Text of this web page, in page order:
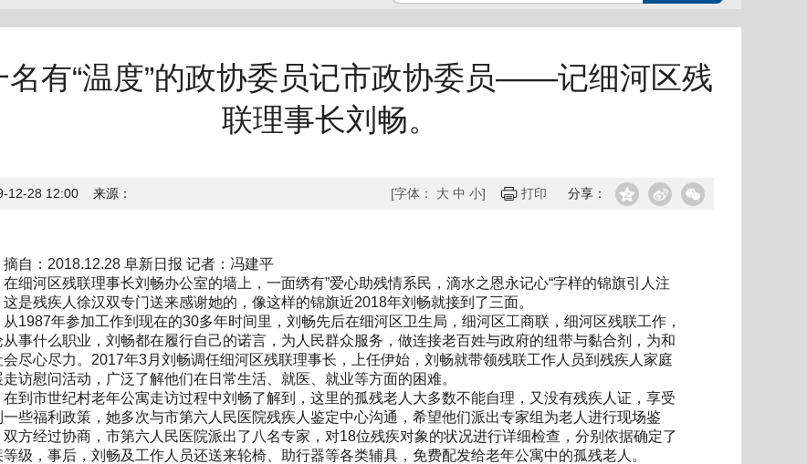
名有“温度”的政协委员记市政协委员——记细河区残
联理事长刘畅。
12-28 12:00 来源： 分享：
[字体： 大 中 小] 打印
：2018.12.28 阜新日报 记者：冯建平
河区残联理事长刘畅办公室的墙上，一面绣有”爱心助残情系民，滴水之恩永记心“字样的锦旗引人注
这是残疾人徐汉双专门送来感谢她的，像这样的锦旗近2018年刘畅就接到了三面。
年参加工作到现在的30多年时间里，刘畅先后在细河区卫生局，细河区工商联，细河区残联工作，
从事什么职业，刘畅都在履行自己的诺言，为人民群众服务，做连接老百姓与政府的纽带与黏合剂，为和
会尽心尽力。2017年3月刘畅调任细河区残联理事长，上任伊始，刘畅就带领残联工作人员到残疾人家庭
走访慰问活动，广泛了解他们在日常生活、就医、就业等方面的困难。
市世纪村老年公寓走访过程中刘畅了解到，这里的孤残老人大多数不能自理，又没有残疾人证，享受
一些福利政策，她多次与市第六人民医院残疾人鉴定中心沟通，希望他们派出专家组为老人进行现场鉴
双方经过协商，市第六人民医院派出了八名专家，对18位残疾对象的状况进行详细检查，分别依据确定了
等级，事后，刘畅及工作人员还送来轮椅、助行器等各类辅具，免费配发给老年公寓中的孤残老人。